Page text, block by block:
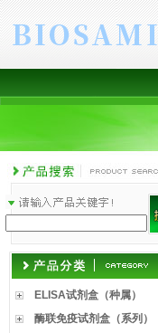
ELISA试剂盒（种属）
酶联免疫试剂盒（系列）